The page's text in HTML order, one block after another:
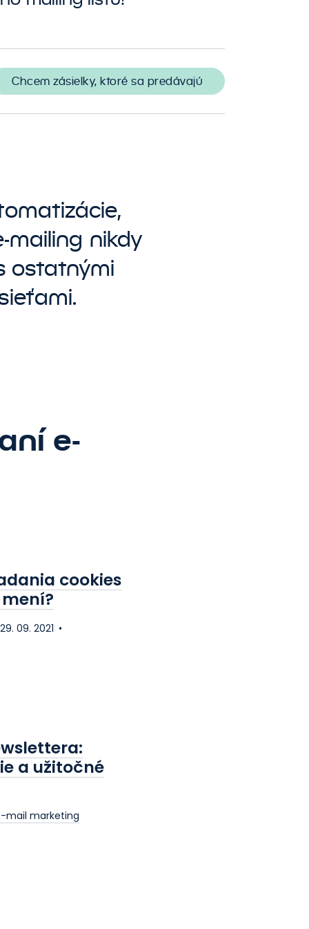
obchodných procesov
Chcem zásielky, ktoré sa predávajú
mailing nikdy
ostatnými
e-
cookies
mení?
29. 09. 2021
a užitočné
mail marketing